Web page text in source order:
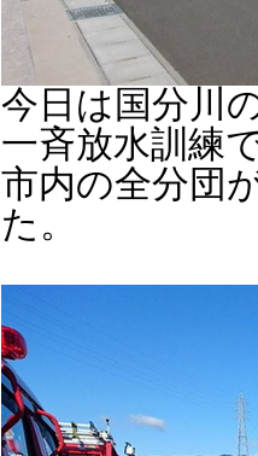
今日は国分川
一斉放水訓練
市内の全分団
た。